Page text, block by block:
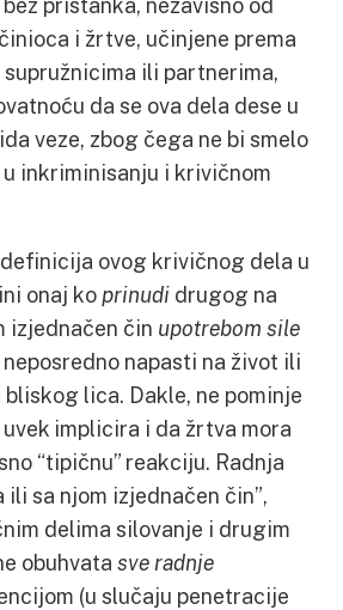
i žrtve, učinjene prema
ili partnerima,
da se ova dela dese u
veze, zbog čega ne bi smelo
inkriminisanju i krivičnom
ovog krivičnog dela u
onaj ko prinudi drugog na
izjednačen čin upotrebom sile
neposredno napasti na život ili
lica. Dakle, ne pominje
implicira i da žrtva mora
“tipičnu” reakciju. Radnja
ili sa njom izjednačen čin”,
delima silovanje i drugim
obuhvata sve radnje
(u slučaju penetracije